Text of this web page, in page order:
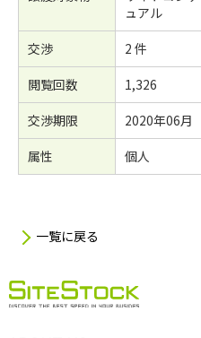
ュアル
交渉
2 件
閲覧回数
1,326
交渉期限
2020年06月
属性
個人
一覧に戻る